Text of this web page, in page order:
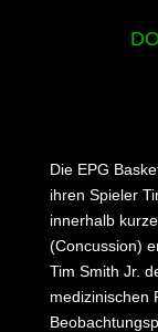
Die EPG
ihren Spieler
innerhalb
(Concussion)
Tim Smith Jr.
medizinischen